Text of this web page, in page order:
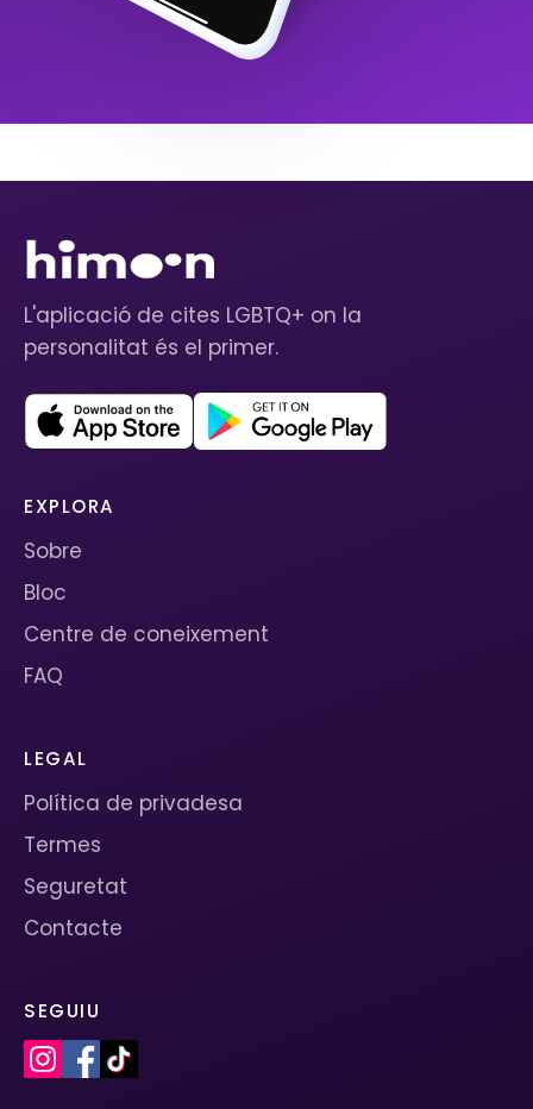
L'aplicació de cites LGBTQ+ on la
personalitat és el primer.
EXPLORA
Sobre
Bloc
Centre de coneixement
FAQ
LEGAL
Política de privadesa
Termes
Seguretat
Contacte
SEGUIU